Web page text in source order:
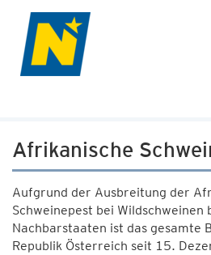
Afrikanische
Aufgrund der Ausbreitung der
Schweinepest bei Wildschweinen
Nachbarstaaten ist das gesamte
Republik Österreich seit 15.